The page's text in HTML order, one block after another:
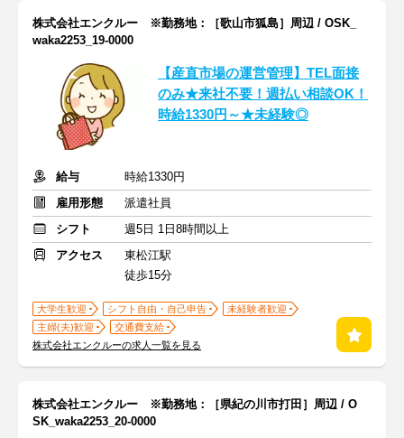
株式会社エンクルー ※勤務地：［歌山市狐島］周辺 / OSK_
waka2253_19-0000
【産直市場の運営管理】TEL面接
のみ★来社不要！週払い相談OK！
時給1330円～★未経験◎
給与
時給1330円
雇用形態
派遣社員
シフト
週5日 1日8時間以上
アクセス
東松江駅
徒歩15分
大学生歓迎 シフト自由・自己申告
未経験者歓迎
主婦(夫)歓迎
交通費支給
株式会社エンクルーの求人一覧を見る
株式会社エンクルー ※勤務地：［県紀の川市打田］周辺 / O
SK_waka2253_20-0000